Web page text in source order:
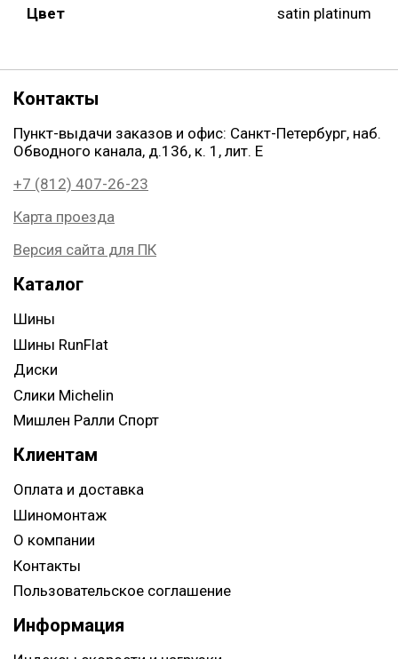
Цвет satin platinum
Контакты
Пункт-выдачи заказов и офис: Санкт-Петербург, наб.
Обводного канала, д.136, к. 1, лит. Е
+7 (812) 407-26-23
Карта проезда
Версия сайта для ПК
Каталог
Шины
Шины RunFlat
Диски
Слики Michelin
Мишлен Ралли Спорт
Клиентам
Оплата и доставка
Шиномонтаж
О компании
Контакты
Пользовательское соглашение
Информация